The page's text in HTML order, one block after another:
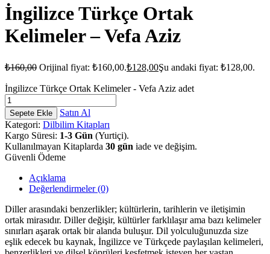
İngilizce Türkçe Ortak
Kelimeler – Vefa Aziz
₺160,00 Orijinal fiyat: ₺160,00.₺128,00Şu andaki fiyat: ₺128,00.
İngilizce Türkçe Ortak Kelimeler - Vefa Aziz adet
Sepete Ekle
Satın Al
Kategori: Dilbilim Kitapları
Kargo Süresi: 1-3 Gün (Yurtiçi).
Kullanılmayan Kitaplarda 30 gün iade ve değişim.
Güvenli Ödeme
Açıklama
Değerlendirmeler (0)
Diller arasındaki benzerlikler; kültürlerin, tarihlerin ve iletişimin
ortak mirasıdır. Diller değişir, kültürler farklılaşır ama bazı kelimeler
sınırları aşarak ortak bir alanda buluşur. Dil yolculuğunuzda size
eşlik edecek bu kaynak, İngilizce ve Türkçede paylaşılan kelimeleri,